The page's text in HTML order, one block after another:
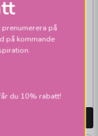
på
på kommande
du 10% rabatt!